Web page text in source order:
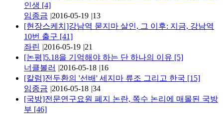
인생 [4]
임종금 |2016-05-19 |13
[현장스케치]강남역 묻지마 살인, 그 이후: 지금, 강남역
10번 출구 [41]
좌린 |2016-05-19 |21
[논평]5.18을 기억해야 하는 단 하나의 이유 [5]
너클볼러 |2016-05-18 |16
[칼럼]전두환의 '선배' 세지마 류조 그리고 한국 [15]
임종금 |2016-05-18 |34
[국방]전문연구요원 폐지 논란, 쪽수 논리에 매몰된 국방
부 [46]